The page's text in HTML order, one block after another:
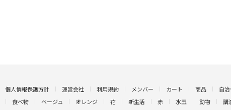
個人情報保護方針 運営会社 利用規約 メンバー カート 商品
自
食べ物 ベージュ オレンジ 花 新生活 赤 水玉 動物 講